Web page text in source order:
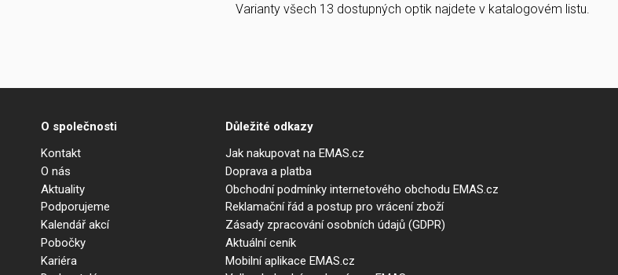
Varianty všech 13 dostupných optik najdete v katalogovém listu.
O společnosti
Kontakt
O nás
Aktuality
Podporujeme
Kalendář akcí
Pobočky
Kariéra
Důležité odkazy
Jak nakupovat na EMAS.cz
Doprava a platba
Obchodní podmínky internetového obchodu EMAS.cz
Reklamační řád a postup pro vrácení zboží
Zásady zpracování osobních údajů (GDPR)
Aktuální ceník
Mobilní aplikace EMAS.cz